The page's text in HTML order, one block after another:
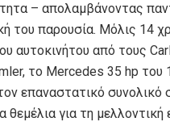
– απολαμβάνοντας
του παρουσία. Μόλις 14
αυτοκινήτου από τους
το Mercedes 35 hp του
επαναστατικό συνολικό
θεμέλια για τη μελλοντική